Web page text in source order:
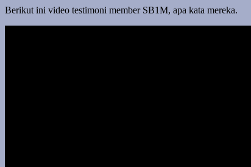
Berikut ini video testimoni member SB1M, apa kata mereka.